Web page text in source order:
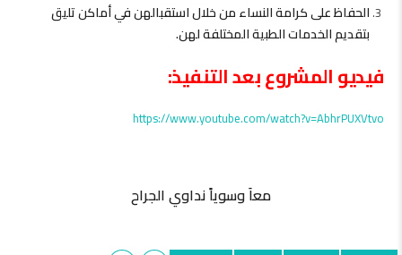
الحفاظ على كرامة النساء من خلال استقبالهن في أماكن تليق
بتقديم الخدمات الطبية المختلفة لهن.
فيديو المشروع بعد التنفيذ:
https://www.youtube.com/watch?v=AbhrPUXVtvo
معاَ وسوياً نداوي الجراح